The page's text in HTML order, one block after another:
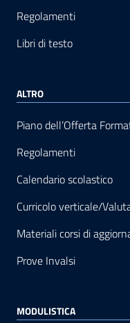
Regolamenti
Libri di testo
ALTRO
Piano dell’Offerta
Regolamenti
Calendario scolastico
Curricolo verticale/
Materiali corsi di
Prove Invalsi
MODULISTICA